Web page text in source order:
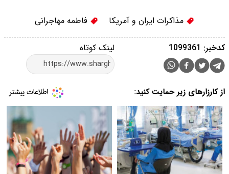
مذاکرات ایران و آمریکا فاطمه مهاجرانی
لینک کوتاه کدخبر: 1099361
از کارزارهای زیر حمایت کنید: